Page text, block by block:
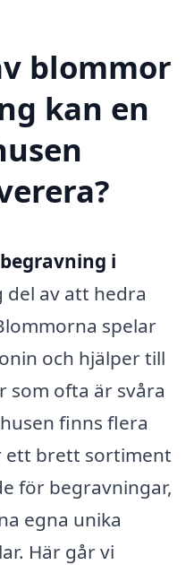
blommor
kan en
i
del av att hedra
spelar
och hjälper till
som ofta är svåra
finns flera
ett brett sortiment
för begravningar,
egna unika
Här går vi